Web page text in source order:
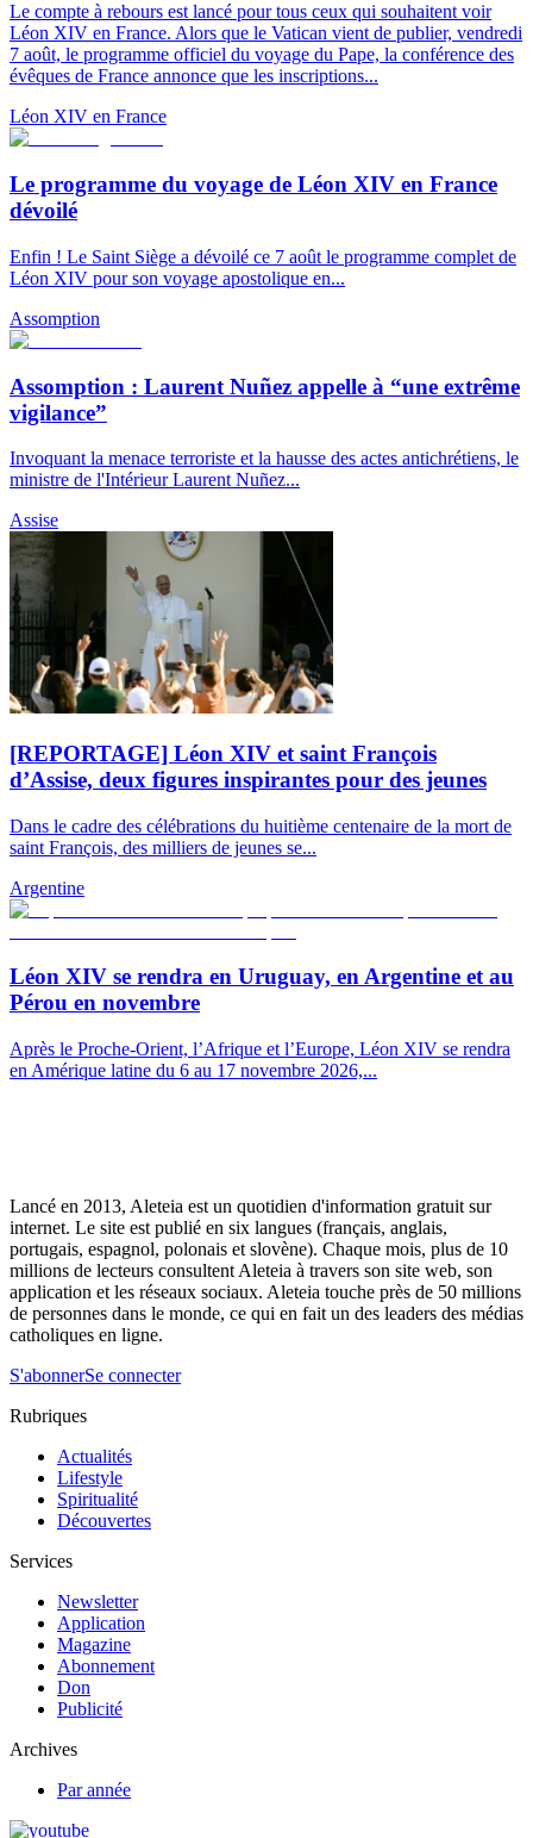
Le compte à rebours est lancé pour tous ceux qui souhaitent voir
Léon XIV en France. Alors que le Vatican vient de publier, vendredi
7 août, le programme officiel du voyage du Pape, la conférence des
évêques de France annonce que les inscriptions...
Léon XIV en France
Le programme du voyage de Léon XIV en France
dévoilé
Enfin ! Le Saint Siège a dévoilé ce 7 août le programme complet de
Léon XIV pour son voyage apostolique en...
Assomption
Assomption : Laurent Nuñez appelle à “une extrême
vigilance”
Invoquant la menace terroriste et la hausse des actes antichrétiens, le
ministre de l'Intérieur Laurent Nuñez...
Assise
[REPORTAGE] Léon XIV et saint François
d’Assise, deux figures inspirantes pour des jeunes
Dans le cadre des célébrations du huitième centenaire de la mort de
saint François, des milliers de jeunes se...
Argentine
Léon XIV se rendra en Uruguay, en Argentine et au
Pérou en novembre
Après le Proche-Orient, l’Afrique et l’Europe, Léon XIV se rendra
en Amérique latine du 6 au 17 novembre 2026,...
Lancé en 2013, Aleteia est un quotidien d'information gratuit sur
internet. Le site est publié en six langues (français, anglais,
portugais, espagnol, polonais et slovène). Chaque mois, plus de 10
millions de lecteurs consultent Aleteia à travers son site web, son
application et les réseaux sociaux. Aleteia touche près de 50 millions
de personnes dans le monde, ce qui en fait un des leaders des médias
catholiques en ligne.
S'abonnerSe connecter
Rubriques
Actualités
Lifestyle
Spiritualité
Découvertes
Services
Newsletter
Application
Magazine
Abonnement
Don
Publicité
Archives
Par année